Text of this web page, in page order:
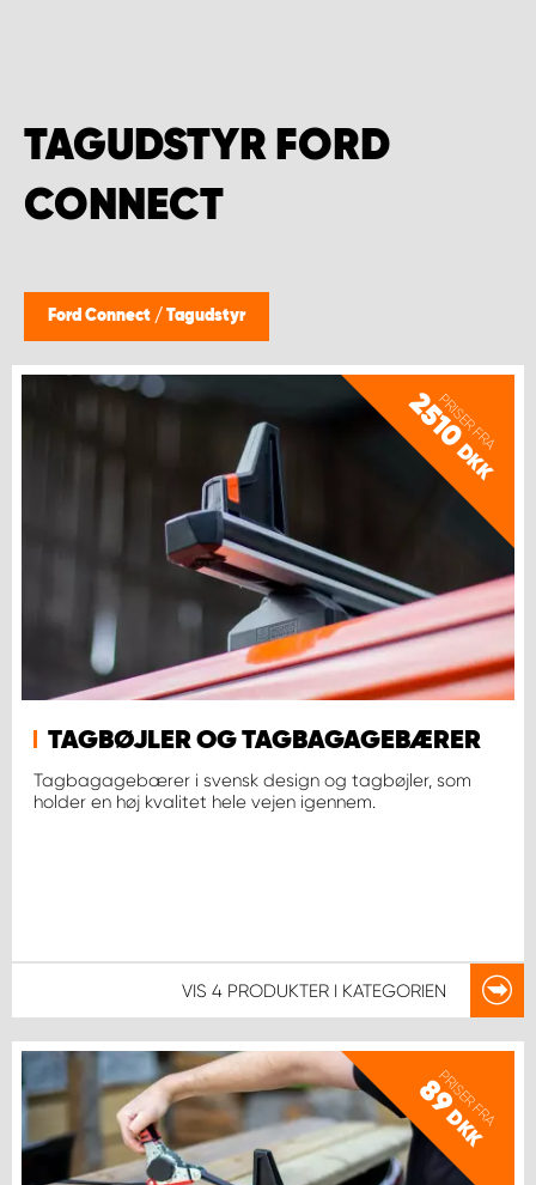
TAGUDSTYR FORD
CONNECT
Ford Connect / Tagudstyr
PRISER FRA
2510
DKK
TAGBØJLER OG TAGBAGAGEBÆRER
Tagbagagebærer i svensk design og tagbøjler, som
holder en høj kvalitet hele vejen igennem.
VIS 4 PRODUKTER I KATEGORIEN
PRISER FRA
89
DKK